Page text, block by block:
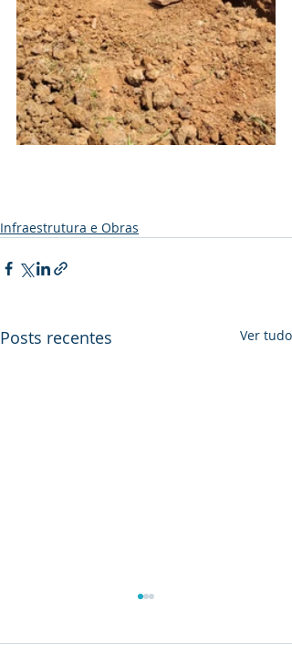
Infraestrutura e Obras
Posts recentes Ver tudo